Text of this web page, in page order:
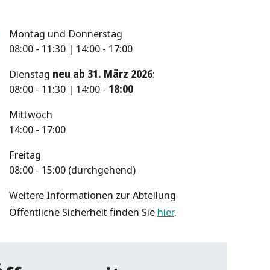
Montag und Donnerstag
08:00 - 11:30 | 14:00 - 17:00
Dienstag neu ab 31. März 2026:
08:00 - 11:30 | 14:00 -18:00
Mittwoch
14:00 - 17:00
Freitag
08:00 - 15:00 (durchgehend)
Weitere Informationen zur Abteilung
Öffentliche Sicherheit finden Siehier.